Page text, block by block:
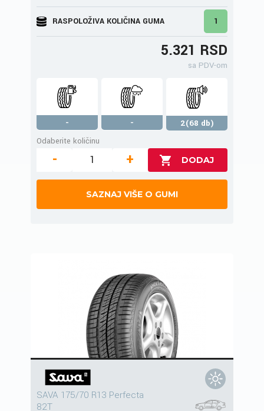
RASPOLOŽIVA KOLIČINA GUMA 1
5.321 RSD
sa PDV-om
- -
2(68 db)
Odaberite količinu
- +
SAZNAJ VIŠE O GUMI
SAVA 175/70 R13 Perfecta
82T